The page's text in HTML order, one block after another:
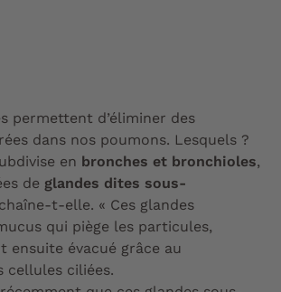
permettent d’éliminer des
dans nos poumons. Lesquels ?
en bronches et bronchioles,
de glandes dites sous-
t-elle. « Ces glandes
qui piège les particules,
ensuite évacué grâce au
cellules ciliées.